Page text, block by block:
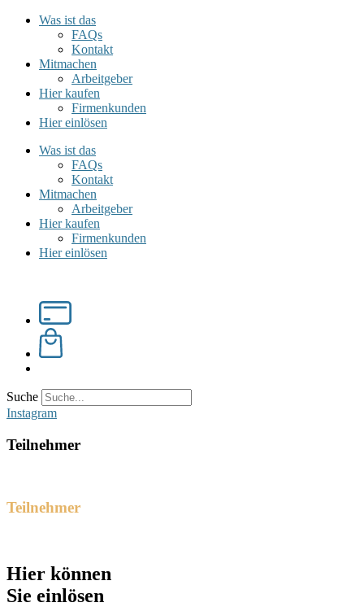
Was ist das
FAQs
Kontakt
Mitmachen
Arbeitgeber
Hier kaufen
Firmenkunden
Hier einlösen
Was ist das
FAQs
Kontakt
Mitmachen
Arbeitgeber
Hier kaufen
Firmenkunden
Hier einlösen
Suche
Instagram
Teilnehmer
Teilnehmer
Hier können
Sie einlösen